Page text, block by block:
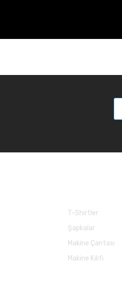
T-Shirtler
Şapkalar
Makine Çantası
Makine Kılıfı